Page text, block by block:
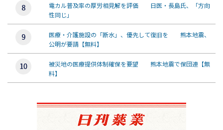
電カル普及率の厚労相見解を評価 日医・長島氏、「方向
性同じ」
医療・介護施設の「断水」、優先して復旧を 熊本地震、
公明が要請【無料】
被災地の医療提供体制確保を要望 熊本地震で保団連【無
料】